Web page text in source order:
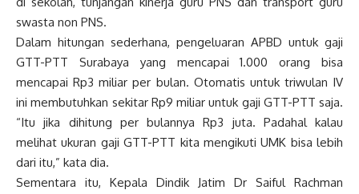
swasta non PNS.
Dalam hitungan sederhana, pengeluaran APBD untuk gaji
GTT-PTT Surabaya yang mencapai 1.000 orang bisa
mencapai Rp3 miliar per bulan. Otomatis untuk triwulan IV
ini membutuhkan sekitar Rp9 miliar untuk gaji GTT-PTT saja.
“Itu jika dihitung per bulannya Rp3 juta. Padahal kalau
melihat ukuran gaji GTT-PTT kita mengikuti UMK bisa lebih
dari itu,” kata dia.
Sementara itu, Kepala Dindik Jatim Dr Saiful Rachman